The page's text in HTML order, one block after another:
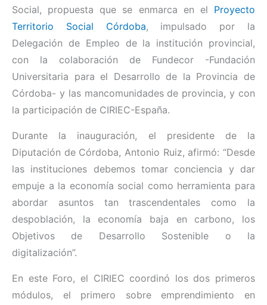
Social, propuesta que se enmarca en el Proyecto
Territorio Social Córdoba, impulsado por la
Delegación de Empleo de la institución provincial,
con la colaboración de Fundecor -Fundación
Universitaria para el Desarrollo de la Provincia de
Córdoba- y las mancomunidades de provincia, y con
la participación de CIRIEC-España.
Durante la inauguración, el presidente de la
Diputación de Córdoba, Antonio Ruiz, afirmó: “Desde
las instituciones debemos tomar conciencia y dar
empuje a la economía social como herramienta para
abordar asuntos tan trascendentales como la
despoblación, la economía baja en carbono, los
Objetivos de Desarrollo Sostenible o la
digitalización”.
En este Foro, el CIRIEC coordinó los dos primeros
módulos, el primero sobre emprendimiento en